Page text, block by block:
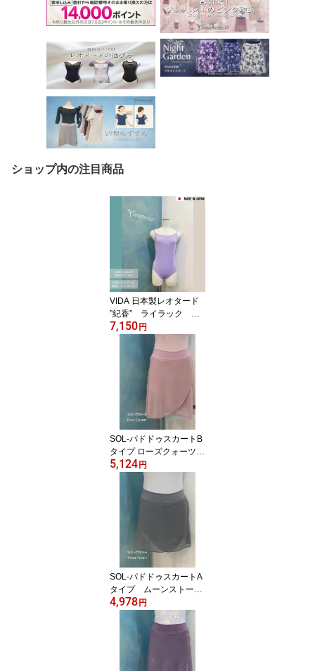
ショップ内の注目商品
VIDA 日本製レオタード
”紀香” ライラック キ
ャミソールレオタード
vida-nolica-lilac
7,150円
SOL-パドドゥスカートB
タイプ ローズクォーツ
Jewelesqueオリジナルs
ol-pdd-b-rosequartz
5,124円
SOL-パドドゥスカートA
タイプ ムーンストーン
Jewelesqueオリジナルs
ol-pdd-a-moonstone
4,978円